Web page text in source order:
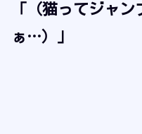
「（猫ってジャ
ぁ…）」